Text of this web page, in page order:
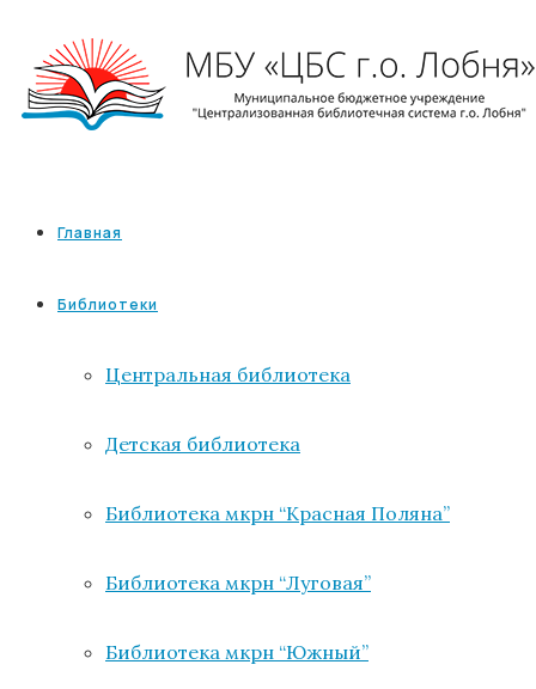
Главная
Библиотеки
Центральная библиотека
Детская библиотека
Библиотека мкрн “Красная Поляна”
Библиотека мкрн “Луговая”
Библиотека мкрн “Южный”